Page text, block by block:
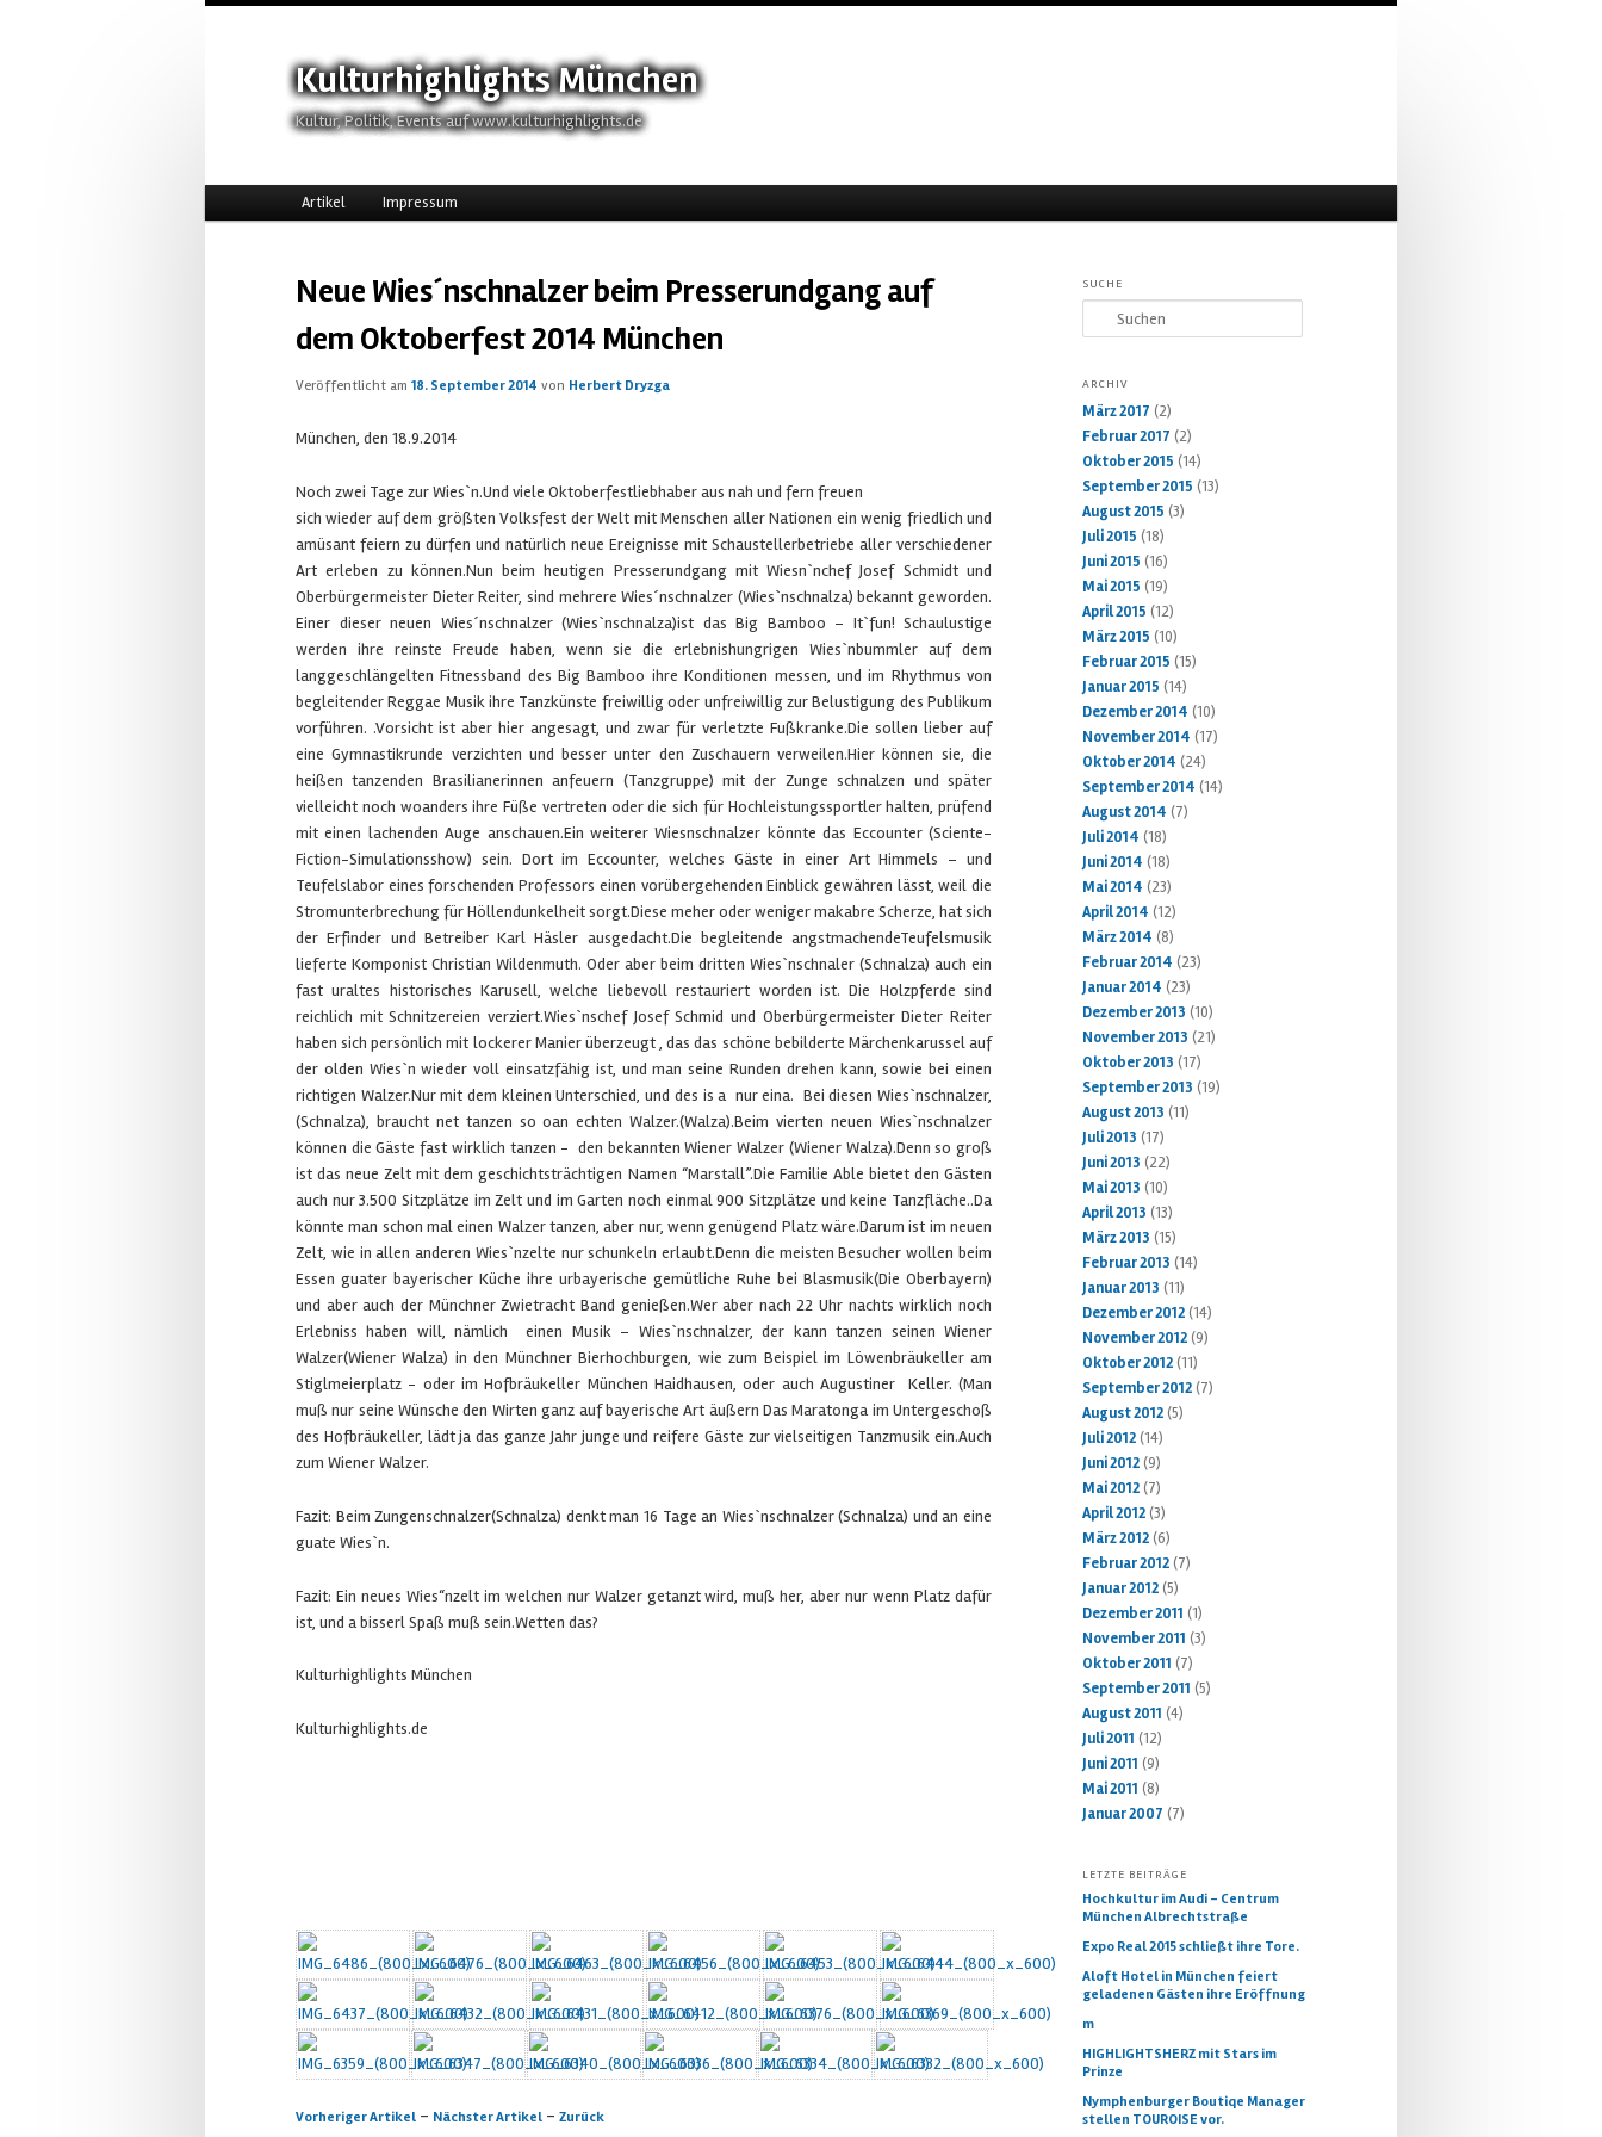
Kulturhighlights München
Kultur, Politik, Events auf www.kulturhighlights.de
Zum Inhalt wechseln
Zum sekundären Inhalt wechseln
Artikel Impressum
Neue Wies´nschnalzer beim Presserundgang auf
dem Oktoberfest 2014 München
Veröffentlicht am 18. September 2014 von Herbert Dryzga
München, den 18.9.2014
Noch zwei Tage zur Wies`n.Und viele Oktoberfestliebhaber aus nah und fern freuen
sich wieder auf dem größten Volksfest der Welt mit Menschen aller Nationen ein wenig friedlich und
amüsant feiern zu dürfen und natürlich neue Ereignisse mit Schaustellerbetriebe aller verschiedener
Art erleben zu können.Nun beim heutigen Presserundgang mit Wiesn`nchef Josef Schmidt und
Oberbürgermeister Dieter Reiter, sind mehrere Wies´nschnalzer (Wies`nschnalza) bekannt geworden.
Einer dieser neuen Wies´nschnalzer (Wies`nschnalza)ist das Big Bamboo – It`fun! Schaulustige
werden ihre reinste Freude haben, wenn sie die erlebnishungrigen Wies`nbummler auf dem
langgeschlängelten Fitnessband des Big Bamboo ihre Konditionen messen, und im Rhythmus von
begleitender Reggae Musik ihre Tanzkünste freiwillig oder unfreiwillig zur Belustigung des Publikum
vorführen. .Vorsicht ist aber hier angesagt, und zwar für verletzte Fußkranke.Die sollen lieber auf
eine Gymnastikrunde verzichten und besser unter den Zuschauern verweilen.Hier können sie, die
heißen tanzenden Brasilianerinnen anfeuern (Tanzgruppe) mit der Zunge schnalzen und später
vielleicht noch woanders ihre Füße vertreten oder die sich für Hochleistungssportler halten, prüfend
mit einen lachenden Auge anschauen.Ein weiterer Wiesnschnalzer könnte das Eccounter (Sciente-
Fiction-Simulationsshow) sein. Dort im Eccounter, welches Gäste in einer Art Himmels – und
Teufelslabor eines forschenden Professors einen vorübergehenden Einblick gewähren lässt, weil die
Stromunterbrechung für Höllendunkelheit sorgt.Diese meher oder weniger makabre Scherze, hat sich
der Erfinder und Betreiber Karl Häsler ausgedacht.Die begleitende angstmachendeTeufelsmusik
lieferte Komponist Christian Wildenmuth. Oder aber beim dritten Wies`nschnaler (Schnalza) auch ein
fast uraltes historisches Karusell, welche liebevoll restauriert worden ist. Die Holzpferde sind
reichlich mit Schnitzereien verziert.Wies`nschef Josef Schmid und Oberbürgermeister Dieter Reiter
haben sich persönlich mit lockerer Manier überzeugt , das das schöne bebilderte Märchenkarussel auf
der olden Wies`n wieder voll einsatzfähig ist, und man seine Runden drehen kann, sowie bei einen
richtigen Walzer.Nur mit dem kleinen Unterschied, und des is a nur eina. Bei diesen Wies`nschnalzer,
(Schnalza), braucht net tanzen so oan echten Walzer.(Walza).Beim vierten neuen Wies`nschnalzer
können die Gäste fast wirklich tanzen - den bekannten Wiener Walzer (Wiener Walza).Denn so groß
ist das neue Zelt mit dem geschichtsträchtigen Namen “Marstall”.Die Familie Able bietet den Gästen
auch nur 3.500 Sitzplätze im Zelt und im Garten noch einmal 900 Sitzplätze und keine Tanzfläche..Da
könnte man schon mal einen Walzer tanzen, aber nur, wenn genügend Platz wäre.Darum ist im neuen
Zelt, wie in allen anderen Wies`nzelte nur schunkeln erlaubt.Denn die meisten Besucher wollen beim
Essen guater bayerischer Küche ihre urbayerische gemütliche Ruhe bei Blasmusik(Die Oberbayern)
und aber auch der Münchner Zwietracht Band genießen.Wer aber nach 22 Uhr nachts wirklich noch
Erlebniss haben will, nämlich einen Musik – Wies`nschnalzer, der kann tanzen seinen Wiener
Walzer(Wiener Walza) in den Münchner Bierhochburgen, wie zum Beispiel im Löwenbräukeller am
Stiglmeierplatz - oder im Hofbräukeller München Haidhausen, oder auch Augustiner Keller. (Man
muß nur seine Wünsche den Wirten ganz auf bayerische Art äußern Das Maratonga im Untergeschoß
des Hofbräukeller, lädt ja das ganze Jahr junge und reifere Gäste zur vielseitigen Tanzmusik ein.Auch
zum Wiener Walzer.
Fazit: Beim Zungenschnalzer(Schnalza) denkt man 16 Tage an Wies`nschnalzer (Schnalza) und an eine
guate Wies`n.
Fazit: Ein neues Wies“nzelt im welchen nur Walzer getanzt wird, muß her, aber nur wenn Platz dafür
ist, und a bisserl Spaß muß sein.Wetten das?
Kulturhighlights München
Kulturhighlights.de
Artikelnavigation
Vorheriger Artikel - Nächster Artikel - Zurück
SUCHE
Suchen
ARCHIV
März 2017 (2)
Februar 2017 (2)
Oktober 2015 (14)
September 2015 (13)
August 2015 (3)
Juli 2015 (18)
Juni 2015 (16)
Mai 2015 (19)
April 2015 (12)
März 2015 (10)
Februar 2015 (15)
Januar 2015 (14)
Dezember 2014 (10)
November 2014 (17)
Oktober 2014 (24)
September 2014 (14)
August 2014 (7)
Juli 2014 (18)
Juni 2014 (18)
Mai 2014 (23)
April 2014 (12)
März 2014 (8)
Februar 2014 (23)
Januar 2014 (23)
Dezember 2013 (10)
November 2013 (21)
Oktober 2013 (17)
September 2013 (19)
August 2013 (11)
Juli 2013 (17)
Juni 2013 (22)
Mai 2013 (10)
April 2013 (13)
März 2013 (15)
Februar 2013 (14)
Januar 2013 (11)
Dezember 2012 (14)
November 2012 (9)
Oktober 2012 (11)
September 2012 (7)
August 2012 (5)
Juli 2012 (14)
Juni 2012 (9)
Mai 2012 (7)
April 2012 (3)
März 2012 (6)
Februar 2012 (7)
Januar 2012 (5)
Dezember 2011 (1)
November 2011 (3)
Oktober 2011 (7)
September 2011 (5)
August 2011 (4)
Juli 2011 (12)
Juni 2011 (9)
Mai 2011 (8)
Januar 2007 (7)
LETZTE BEITRÄGE
Hochkultur im Audi – Centrum
München Albrechtstraße
Expo Real 2015 schließt ihre Tore.
Aloft Hotel in München feiert
geladenen Gästen ihre Eröffnung
m
HIGHLIGHTSHERZ mit Stars im
Prinze
Nymphenburger Boutiqe Manager
stellen TOUROISE vor.